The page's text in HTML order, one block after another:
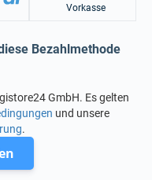
Vorkasse
Bezahlmethode
GmbH. Es gelten
und unsere
.